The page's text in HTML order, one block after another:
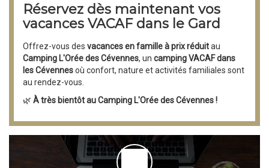
Réservez dès maintenant vos
vacances VACAF dans le Gard
Offrez-vous des vacances en famille à prix réduitau
Camping L'Orée des Cévennes, un camping VACAF dans
les Cévennesoù confort, nature et activités familiales sont
au rendez-vous.
🌿 À très bientôt au Camping L'Orée des Cévennes !